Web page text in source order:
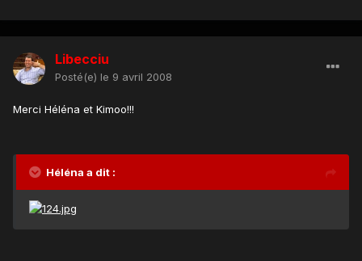
Libecciu
Posté(e) le 9 avril 2008
Merci Héléna et Kimoo!!!
Héléna a dit :